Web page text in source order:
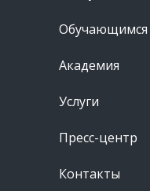
Обучающимся
Академия
Услуги
Пресс-центр
Контакты